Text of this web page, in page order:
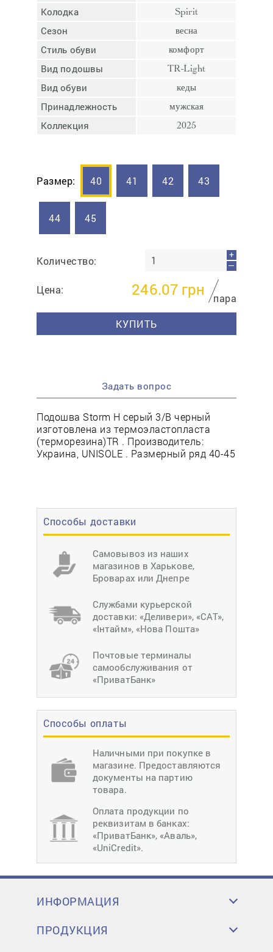
Способы доставки
Самовывоз из наших
магазинов в Харькове,
Броварах или Днепре
Службами курьерской
доставки: «Деливери», «САТ»,
«Інтайм», «Нова Пошта»
Почтовые терминалы
самообслуживания от
«ПриватБанк»
Способы оплаты
Наличными при покупке в
магазине. Предоставляются
документы на партию
товара.
Оплата продукции по
реквизитам в банках:
«ПриватБанк», «Аваль»,
«UniCredit».
Колодка Spirit
Сезон весна
Стиль обуви комфорт
Вид подошвы TR-Light
Вид обуви кеды
Принадлежность мужская
Коллекция 2025
Размер: 40 41 42 43
44 45
Количество:
+
—
Цена: 246.07 грн
пара
КУПИТЬ
Задать вопрос
Подошва Storm Н серый 3/В черный
изготовлена из термоэластопласта
(терморезина)TR . Производитель:
Украина, UNISOLE . Размерный ряд 40-45
ИНФОРМАЦИЯ
ПРОДУКЦИЯ